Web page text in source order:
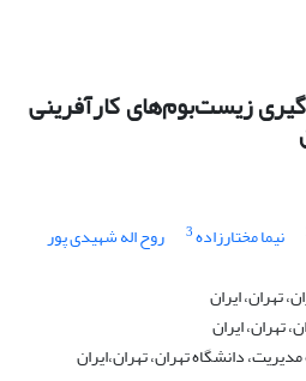
زیست‌بوم‌های کارآفرینی
نیما مختارزاده3 روح اله شهیدی پور
تهران، ایران
تهران، ایران
دانشگاه تهران، تهران،ایران